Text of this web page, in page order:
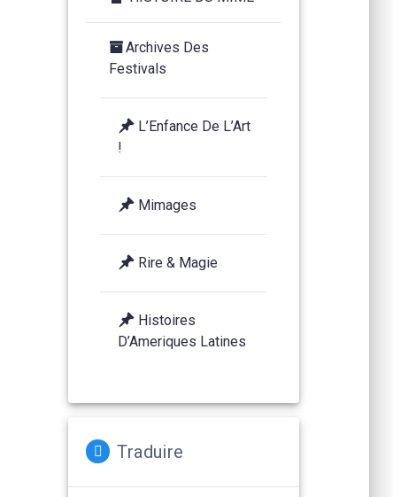
Archives Des
Festivals
L’Enfance De L’Art
!
Mimages
Rire & Magie
Histoires
D’Ameriques Latines
Traduire